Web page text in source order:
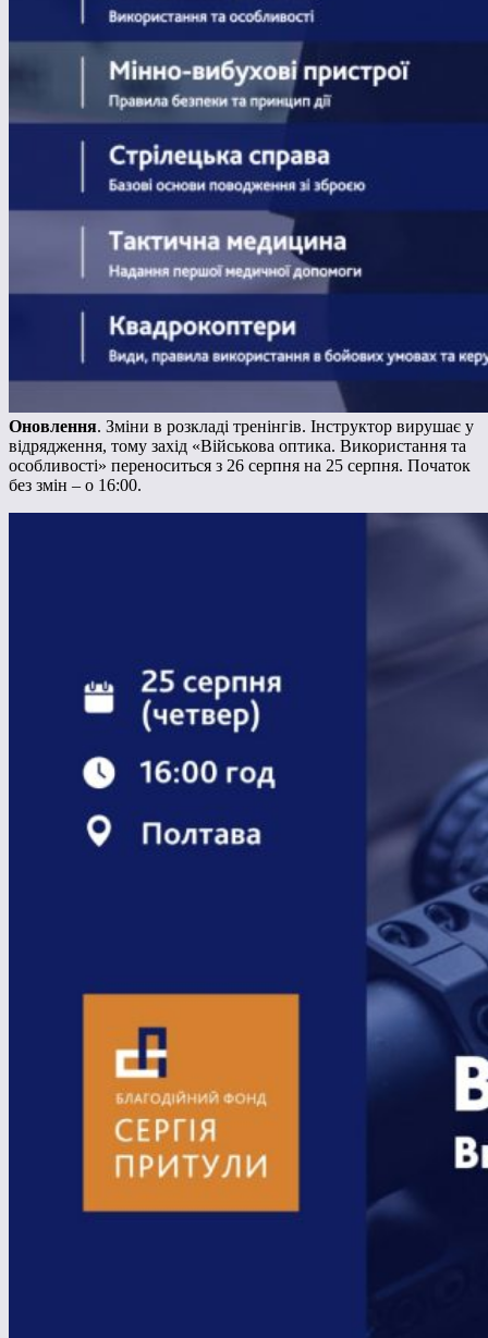
Оновлення. Зміни в розкладі тренінгів. Інструктор вирушає у
відрядження, тому захід «Військова оптика. Використання та
особливості» переноситься з 26 серпня на 25 серпня. Початок
без змін – о 16:00.